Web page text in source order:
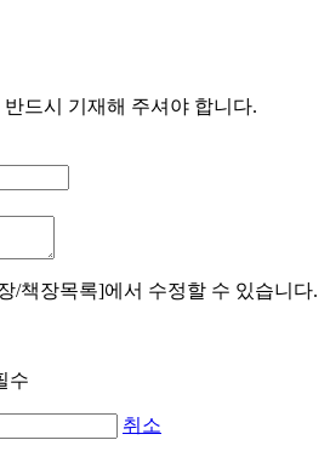
드시 기재해 주셔야 합니다.
/책장목록]에서 수정할 수 있습니다.
취소